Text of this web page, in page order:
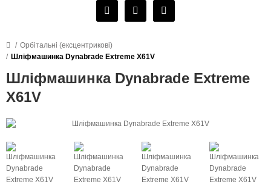
Орбітальні (ексцентрикові)
Шліфмашинка Dynabrade Extreme X61V
Шліфмашинка Dynabrade Extreme
X61V